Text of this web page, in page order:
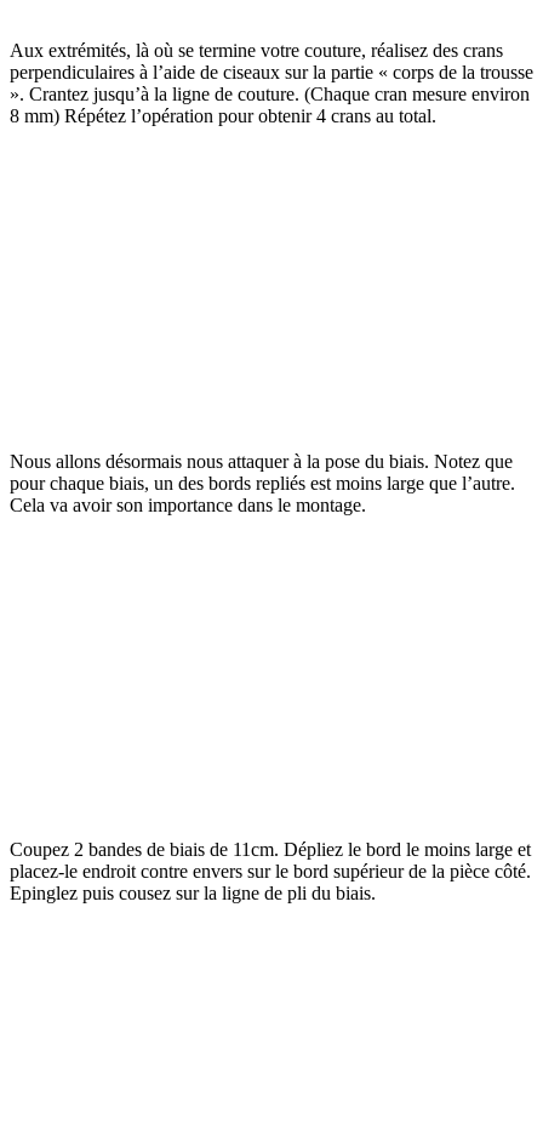
Aux extrémités, là où se termine votre couture, réalisez des crans
perpendiculaires à l’aide de ciseaux sur la partie « corps de la trousse
». Crantez jusqu’à la ligne de couture. (Chaque cran mesure environ
8 mm) Répétez l’opération pour obtenir 4 crans au total.
Nous allons désormais nous attaquer à la pose du biais. Notez que
pour chaque biais, un des bords repliés est moins large que l’autre.
Cela va avoir son importance dans le montage.
Coupez 2 bandes de biais de 11cm. Dépliez le bord le moins large et
placez-le endroit contre envers sur le bord supérieur de la pièce côté.
Epinglez puis cousez sur la ligne de pli du biais.